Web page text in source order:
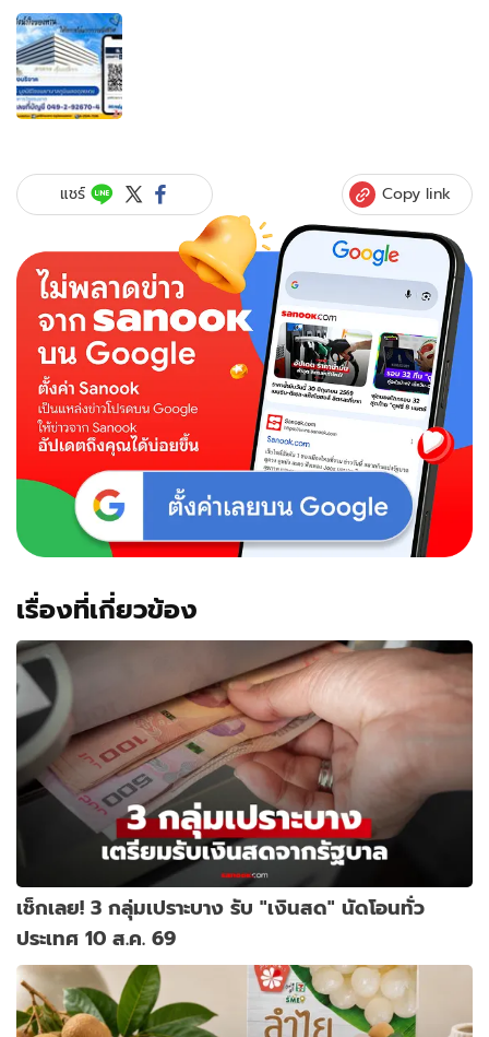
อัลบั้ม
ภาพ
1
ภาพ
ของ
มือ
ตลาด
เจริญ
จัด
งาน
"วิ่ง
ครั้ง
2"
แชร์ Copy link
เรื่องที่เกี่ยวข้อง
เช็กเลย! 3 กลุ่มเปราะบาง รับ "เงินสด" นัดโอนทั่ว
ประเทศ 10 ส.ค. 69